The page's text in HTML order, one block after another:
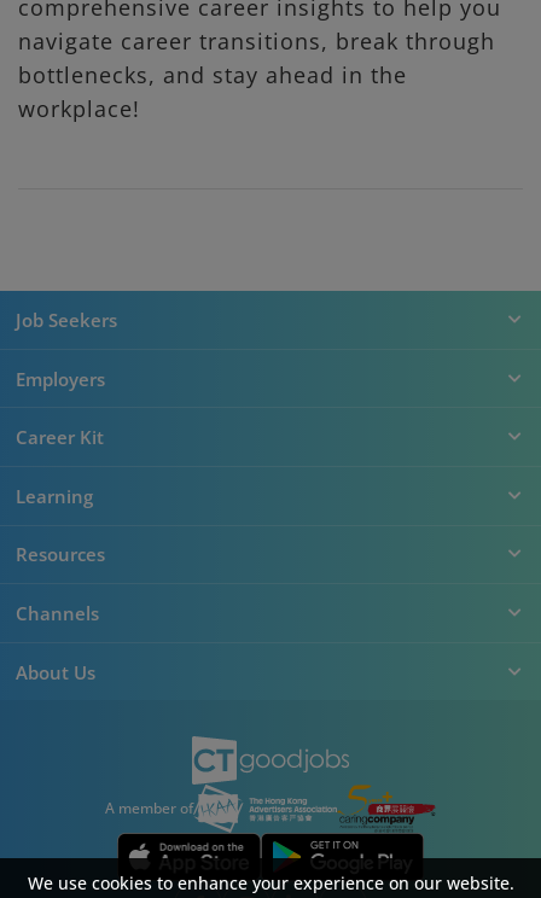
comprehensive career insights to help you
navigate career transitions, break through
bottlenecks, and stay ahead in the
workplace!
Job Seekers
Employers
Career Kit
Learning
Resources
Channels
About Us
A member of
We use cookies to enhance your experience on our website.